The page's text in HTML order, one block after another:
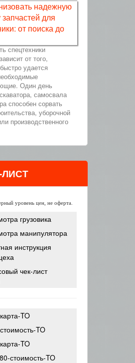
надежную
запчастей для
от поиска до
спецтехники
от того,
удается
Один день
самосвала
способен сорвать
уборочной
производственного
уровень цен, не оферта.
грузовика
манипулятора
инструкция
чек-лист
TO
TO
TO
стоимость-TO